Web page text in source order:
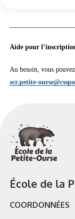
Aide pour
Au besoin, vous
scr.petite-
École de la
COORDONNÉES